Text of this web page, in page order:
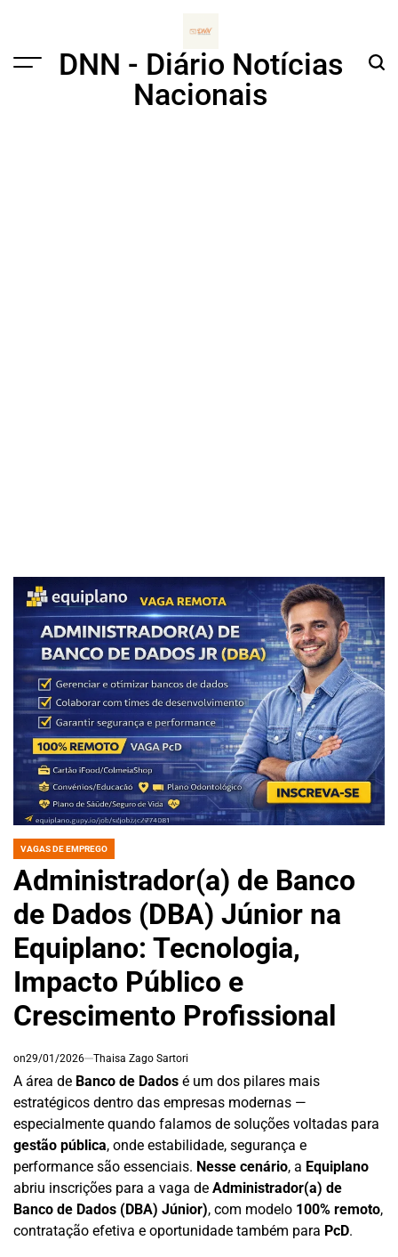
Menu
DNN - Diário Notícias
Nacionais
POSTED
VAGAS DE EMPREGO
Administrador(a) de Banco
de Dados (DBA) Júnior na
Equiplano: Tecnologia,
Impacto Público e
Crescimento Profissional
on29/01/2026 Thaisa Zago Sartori
A área de Banco de Dados é um dos pilares mais
estratégicos dentro das empresas modernas —
especialmente quando falamos de soluções voltadas para
gestão pública, onde estabilidade, segurança e
performance são essenciais. Nesse cenário, a Equiplano
abriu inscrições para a vaga de Administrador(a) de
Banco de Dados (DBA) Júnior), com modelo 100% remoto,
contratação efetiva e oportunidade também para PcD.